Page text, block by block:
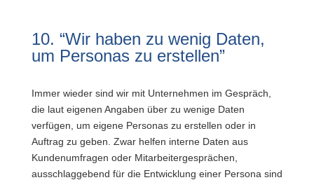
10. “Wir haben zu wenig Daten,
um Personas zu erstellen”
Immer wieder sind wir mit Unternehmen im Gespräch,
die laut eigenen Angaben über zu wenige Daten
verfügen, um eigene Personas zu erstellen oder in
Auftrag zu geben. Zwar helfen interne Daten aus
Kundenumfragen oder Mitarbeitergesprächen,
ausschlaggebend für die Entwicklung einer Persona sind